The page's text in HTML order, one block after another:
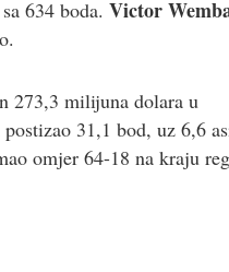
634 boda. Victor
273,3 milijuna dolara u
31,1 bod, uz 6,6
omjer 64-18 na kraju